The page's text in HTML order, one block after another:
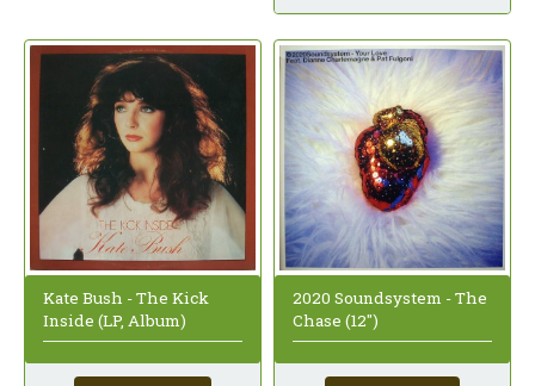
Kate Bush - The Kick
Inside (LP, Album)
2020 Soundsystem - The
Chase (12")